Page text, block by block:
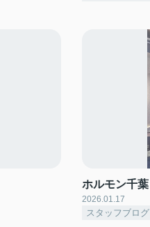
ホルモン千葉
2026.01.17
スタッフブログ